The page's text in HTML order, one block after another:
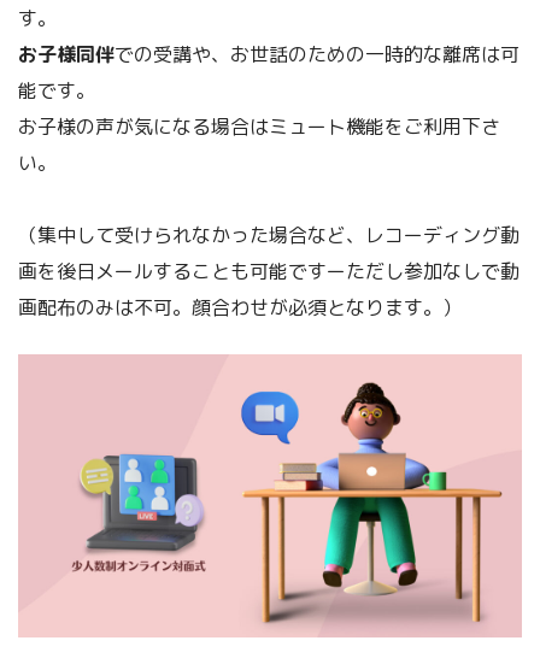
す。
お子様同伴での受講や、お世話のための一時的な離席は可
能です。
お子様の声が気になる場合はミュート機能をご利用下さ
い。
（集中して受けられなかった場合など、レコーディング動
画を後日メールすることも可能ですーただし参加なしで動
画配布のみは不可。顔合わせが必須となります。）